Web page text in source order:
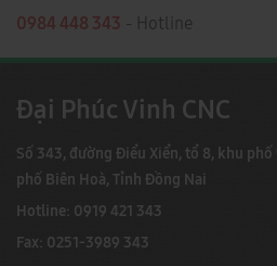
0984 448 343 - Hotline
Đại Phúc Vinh CNC
Số 343, đường Điểu Xiển, tổ 8, khu phố
phố Biên Hoà, Tỉnh Đồng Nai
Hotline: 0919 421 343
Fax: 0251-3989 343